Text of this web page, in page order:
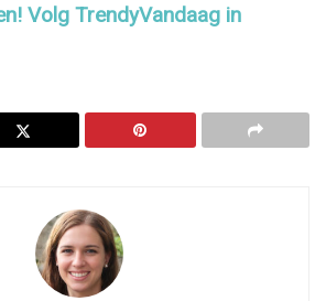
Volg TrendyVandaag in